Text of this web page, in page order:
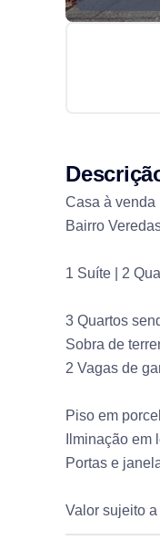
Casa à venda
Bairro
1 Suíte | 2
3 Quartos
Sobra de
2 Vagas de
Piso em
Ilminação em
Portas e
Valor sujeito